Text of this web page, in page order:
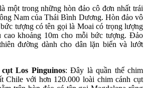
một trong những hòn đảo cô đơn nhất trái
Nam của Thái Bình Dương. Hòn đảo vô
tượng có tên gọi là Moai có trọng lượng
cao khoảng 10m cho mỗi bức tượng. Đảo
đường dành cho dân lặn biển và lướt
Los Pinguinos: Đây là quần thể chim
Chile với hơn 120.000 loài chim cánh cụt